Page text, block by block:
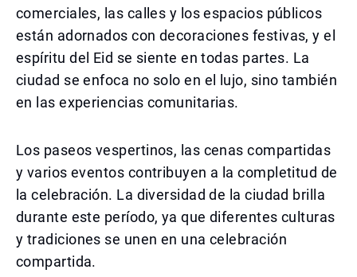
comerciales, las calles y los espacios públicos
están adornados con decoraciones festivas, y el
espíritu del Eid se siente en todas partes. La
ciudad se enfoca no solo en el lujo, sino también
en las experiencias comunitarias.
Los paseos vespertinos, las cenas compartidas
y varios eventos contribuyen a la completitud de
la celebración. La diversidad de la ciudad brilla
durante este período, ya que diferentes culturas
y tradiciones se unen en una celebración
compartida.